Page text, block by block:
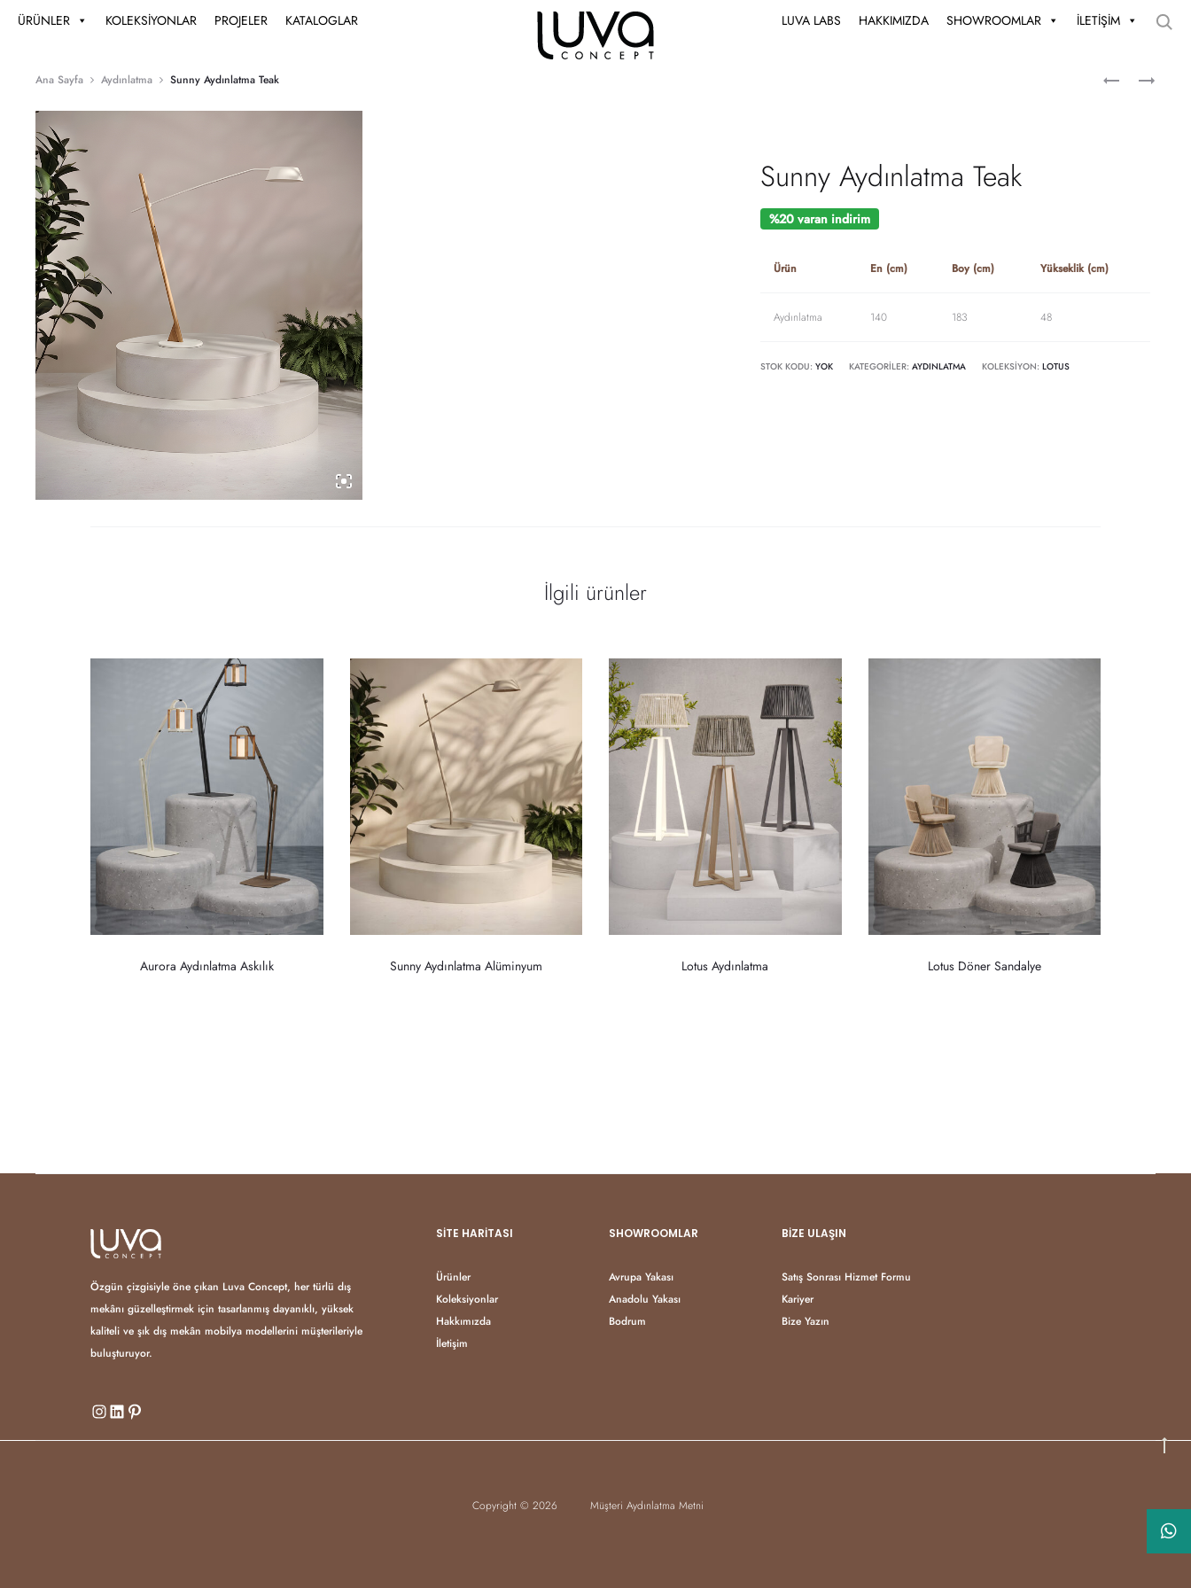
ÜRÜNLER KOLEKSİYONLAR PROJELER KATALOGLAR LUVA LABS HAKKIMIZDA SHOWROOMLAR İLETİŞİM
Ana Sayfa Aydınlatma Sunny Aydınlatma Teak
Sunny Aydınlatma Teak
%20 varan indirim
Ürün En (cm) Boy (cm) Yükseklik (cm)
Aydınlatma 140 183 48
STOK KODU:YOK KATEGORILER:AYDINLATMA KOLEKSIYON:LOTUS
İlgili ürünler
Aurora Aydınlatma Askılık Sunny Aydınlatma Alüminyum Lotus Aydınlatma Lotus Döner Sandalye
Özgün çizgisiyle öne çıkan Luva Concept, her türlü dış
mekânı güzelleştirmek için tasarlanmış dayanıklı, yüksek
kaliteli ve şık dış mekân mobilya modellerini müşterileriyle
buluşturuyor.
SITE HARITASI
Ürünler
Koleksiyonlar
Hakkımızda
İletişim
SHOWROOMLAR
Avrupa Yakası
Anadolu Yakası
Bodrum
BIZE ULAŞIN
Satış Sonrası Hizmet Formu
Kariyer
Bize Yazın
Copyright © 2026 Müşteri Aydınlatma Metni